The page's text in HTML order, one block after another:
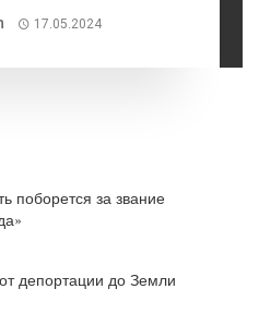
17.05.2024
поборется за звание
депортации до Земли